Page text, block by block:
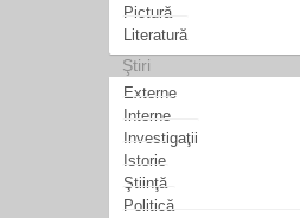
Pictură
Literatură
Ştiri
Externe
Interne
Investigaţii
Istorie
Ştiinţă
Politică